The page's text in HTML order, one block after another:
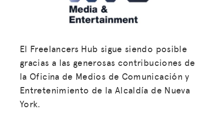
El Freelancers Hub sigue siendo posible
gracias a las generosas contribuciones de
la Oficina de Medios de Comunicación y
Entretenimiento de la Alcaldía de Nueva
York.